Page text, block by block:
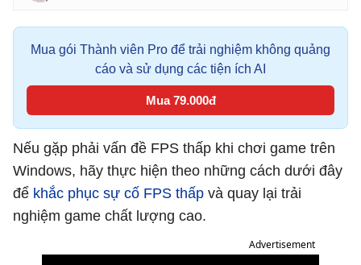
Mua gói Thành viên Pro để trải nghiệm không quảng
cáo và sử dụng các tiện ích AI
Mua 79.000đ
Nếu gặp phải vấn đề FPS thấp khi chơi game trên
Windows, hãy thực hiện theo những cách dưới đây
để khắc phục sự cố FPS thấp và quay lại trải
nghiệm game chất lượng cao.
Advertisement